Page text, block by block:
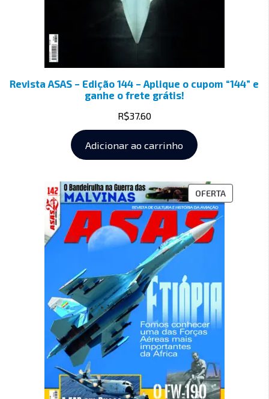
Revista ASAS – Edição 144 – Aplique o cupom “144” e
ganhe o frete grátis!
R$37.60
Adicionar ao carrinho
OFERTA